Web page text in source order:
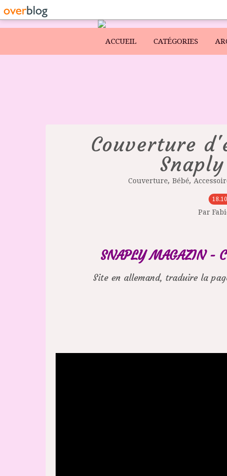
ACCUEIL CATÉGORIES
Couverture
Couverture, Bébé,
Par
SNAPLY MAGAZIN -
Site en allemand, traduire la